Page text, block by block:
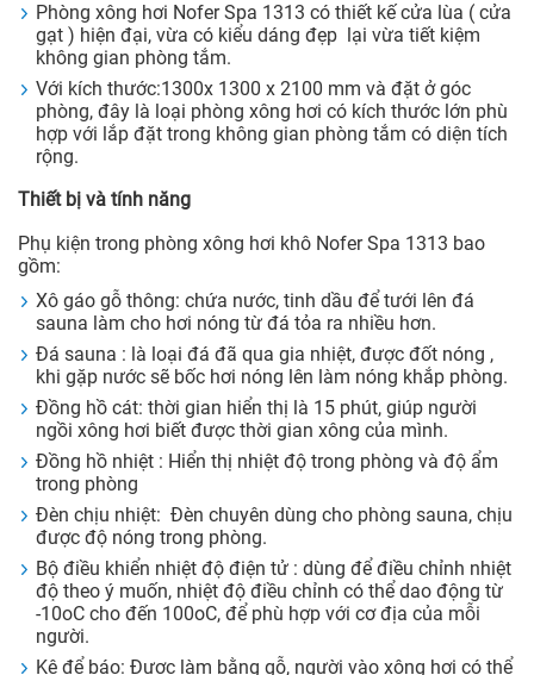
Phòng xông hơi Nofer Spa 1313 có thiết kế cửa lùa ( cửa
gạt ) hiện đại, vừa có kiểu dáng đẹp lại vừa tiết kiệm
không gian phòng tắm.
Với kích thước:1300x 1300 x 2100 mm và đặt ở góc
phòng, đây là loại phòng xông hơi có kích thước lớn phù
hợp với lắp đặt trong không gian phòng tắm có diện tích
rộng.
Thiết bị và tính năng
Phụ kiện trong phòng xông hơi khô Nofer Spa 1313 bao
gồm:
Xô gáo gỗ thông: chứa nước, tinh dầu để tưới lên đá
sauna làm cho hơi nóng từ đá tỏa ra nhiều hơn.
Đá sauna : là loại đá đã qua gia nhiệt, được đốt nóng ,
khi gặp nước sẽ bốc hơi nóng lên làm nóng khắp phòng.
Đồng hồ cát: thời gian hiển thị là 15 phút, giúp người
ngồi xông hơi biết được thời gian xông của mình.
Đồng hồ nhiệt : Hiển thị nhiệt độ trong phòng và độ ẩm
trong phòng
Đèn chịu nhiệt: Đèn chuyên dùng cho phòng sauna, chịu
được độ nóng trong phòng.
Bộ điều khiển nhiệt độ điện tử : dùng để điều chỉnh nhiệt
độ theo ý muốn, nhiệt độ điều chỉnh có thể dao động từ
-10oC cho đến 100oC, để phù hợp với cơ địa của mỗi
người.
Kệ để báo: Được làm bằng gỗ, người vào xông hơi có thể